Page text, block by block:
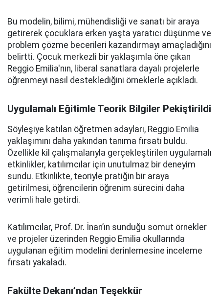
Bu modelin, bilimi, mühendisliği ve sanatı bir araya
getirerek çocuklara erken yaşta yaratıcı düşünme ve
problem çözme becerileri kazandırmayı amaçladığını
belirtti. Çocuk merkezli bir yaklaşımla öne çıkan
Reggio Emilia'nın, liberal sanatlara dayalı projelerle
öğrenmeyi nasıl desteklediğini örneklerle açıkladı.
Uygulamalı Eğitimle Teorik Bilgiler Pekiştirildi
Söyleşiye katılan öğretmen adayları, Reggio Emilia
yaklaşımını daha yakından tanıma fırsatı buldu.
Özellikle kil çalışmalarıyla gerçekleştirilen uygulamalı
etkinlikler, katılımcılar için unutulmaz bir deneyim
sundu. Etkinlikte, teoriyle pratiğin bir araya
getirilmesi, öğrencilerin öğrenim sürecini daha
verimli hale getirdi.
Katılımcılar, Prof. Dr. İnan’ın sunduğu somut örnekler
ve projeler üzerinden Reggio Emilia okullarında
uygulanan eğitim modelini derinlemesine inceleme
fırsatı yakaladı.
Fakülte Dekanı’ndan Teşekkür